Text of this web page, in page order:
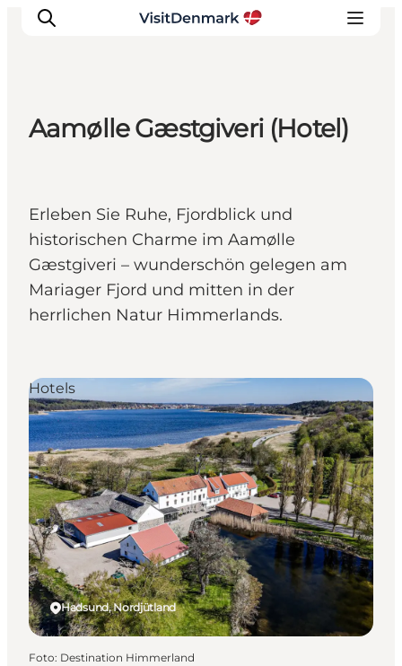
Erlebnisse
Unterkünfte
Reiseplanung
Aamølle Gæstgiveri (Hotel)
Erleben Sie Ruhe, Fjordblick und
historischen Charme im Aamølle
Gæstgiveri – wunderschön gelegen am
Mariager Fjord und mitten in der
herrlichen Natur Himmerlands.
Hadsund, Nordjütland
Hotels
Foto: Destination Himmerland